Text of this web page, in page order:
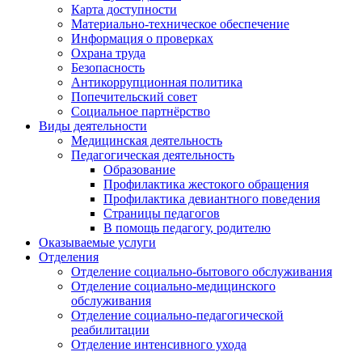
Карта доступности
Материально-техническое обеспечение
Информация о проверках
Охрана труда
Безопасность
Антикоррупционная политика
Попечительский совет
Социальное партнёрство
Виды деятельности
Медицинская деятельность
Педагогическая деятельность
Образование
Профилактика жестокого обращения
Профилактика девиантного поведения
Страницы педагогов
В помощь педагогу, родителю
Оказываемые услуги
Отделения
Отделение социально-бытового обслуживания
Отделение социально-медицинского
обслуживания
Отделение социально-педагогической
реабилитации
Отделение интенсивного ухода